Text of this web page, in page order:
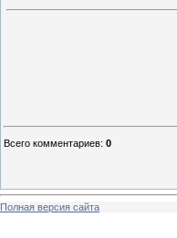
Всего комментариев: 0
Полная версия сайта